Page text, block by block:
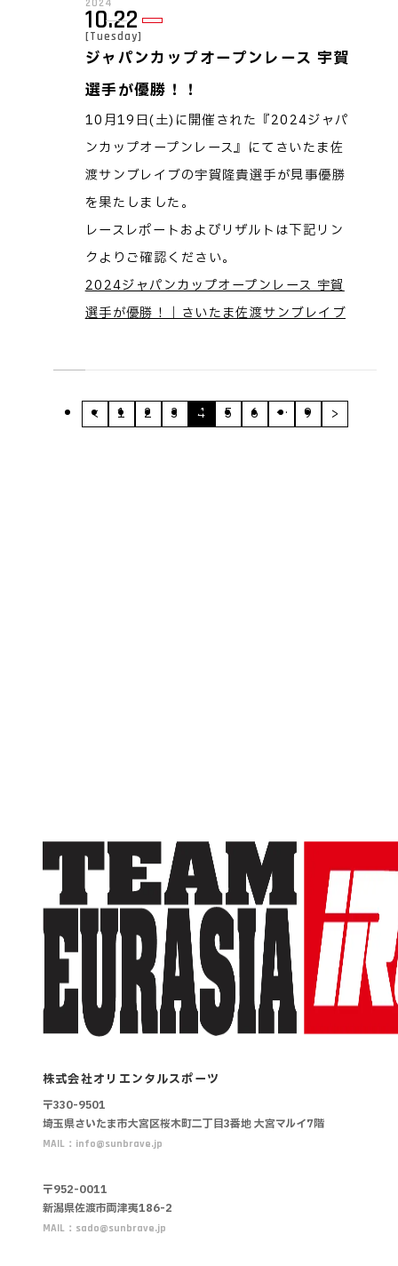
2024
10.22
[Tuesday]
ジャパンカップオープンレース 宇賀
選手が優勝！！
10月19日(土)に開催された『2024ジャパ
ンカップオープンレース』にてさいたま佐
渡サンブレイブの宇賀隆貴選手が見事優勝
を果たしました。
レースレポートおよびリザルトは下記リン
クよりご確認ください。
2024ジャパンカップオープンレース 宇賀
選手が優勝！｜さいたま佐渡サンブレイブ
< 1 2 3 4 5 6 … 9 >
株式会社オリエンタルスポーツ
〒330-9501
埼玉県さいたま市大宮区桜木町二丁目3番地大宮マルイ7階
MAIL： info@sunbrave.jp
〒952-0011
新潟県佐渡市両津夷186-2
MAIL： sado@sunbrave.jp